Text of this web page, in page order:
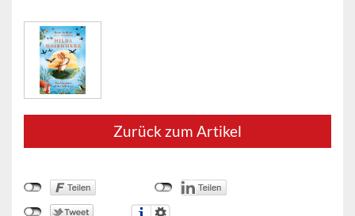
Zurück zum Artikel